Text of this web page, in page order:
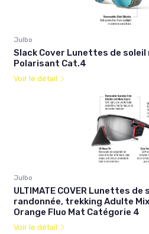
Julbo
Slack Cover Lunettes de
Polarisant Cat.4
Voir le détail
Julbo
ULTIMATE COVER Lunettes
randonnée, trekking Adulte
Orange Fluo Mat Catégorie 4
Voir le détail